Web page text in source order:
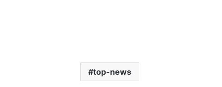
top-news